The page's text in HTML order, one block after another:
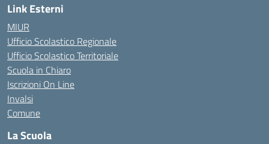
Link Esterni
MIUR
Ufficio Scolastico Regionale
Ufficio Scolastico Territoriale
Scuola in Chiaro
Iscrizioni On Line
Invalsi
Comune
La Scuola